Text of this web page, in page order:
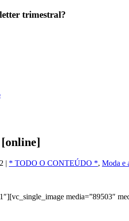
trimestral?
| * TODO O CONTEÚDO *, Moda e
media=”89503″